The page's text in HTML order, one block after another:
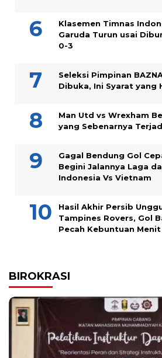
Klasemen Timnas
Garuda Turun usai
0-3
Seleksi Pimpinan
Dibuka, Ini Syarat yang
Man Utd vs Wrexham
yang Sebenarnya
Gagal Bendung Gol
Begini Jalannya Laga
Indonesia Vs Vietnam
Hasil Akhir Persib
Tampines Rovers, Gol
Pecah Kebuntuan
BIROKRASI